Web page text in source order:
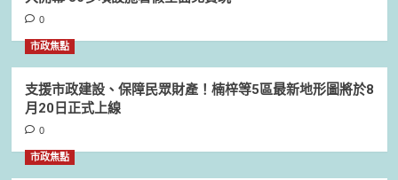
0
市政焦點
支援市政建設、保障民眾財產！楠梓等5區最新地形圖將於8
月20日正式上線
0
市政焦點